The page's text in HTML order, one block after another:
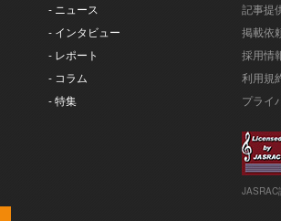
- ニュース
- インタビュー
- レポート
- コラム
- 特集
記事提
掲載依
採用情
利用規
プライ